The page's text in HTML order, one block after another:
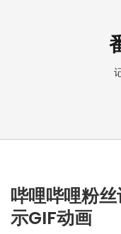
哔哩哔哩粉
示GIF动画